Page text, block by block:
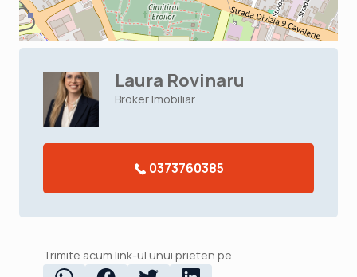
Laura Rovinaru
Broker Imobiliar
0373760385
Trimite acum link-ul unui prieten pe